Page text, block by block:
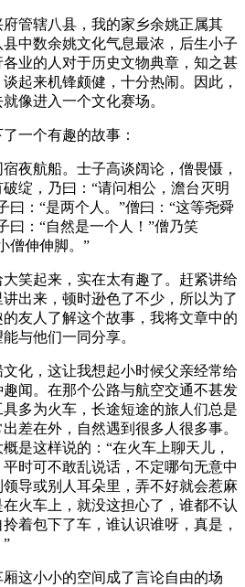
管辖八县，我的家乡余姚正属其
中数余姚文化气息最浓，后生小子
业的人对于历史文物典章，知之甚
起来机锋颇健，十分热闹。因此，
像进入一个文化赛场。
一个有趣的故事：
夜航船。士子高谈阔论，僧畏慑，
绽，乃曰：“请问相公，澹台灭明
曰：“是两个人。”僧曰：“这等尧舜
曰：“自然是一个人！”僧乃笑
僧伸伸脚。”
笑起来，实在太有趣了。赶紧讲给
出来，顿时逊色了不少，所以为了
友人了解这个故事，我将文章中的
与他们一同分享。
化，这让我想起小时候父亲经常给
闻。在那个公路与航空交通不甚发
多为火车，长途短途的旅人们总是
差在外，自然遇到很多人很多事。
是这样说的：“在火车上聊天儿，
时可不敢乱说话，不定哪句无意中
导或别人耳朵里，弄不好就会惹麻
火车上，就没这担心了，谁都不认
着包下了车，谁认识谁呀，真是，
这小小的空间成了言论自由的场